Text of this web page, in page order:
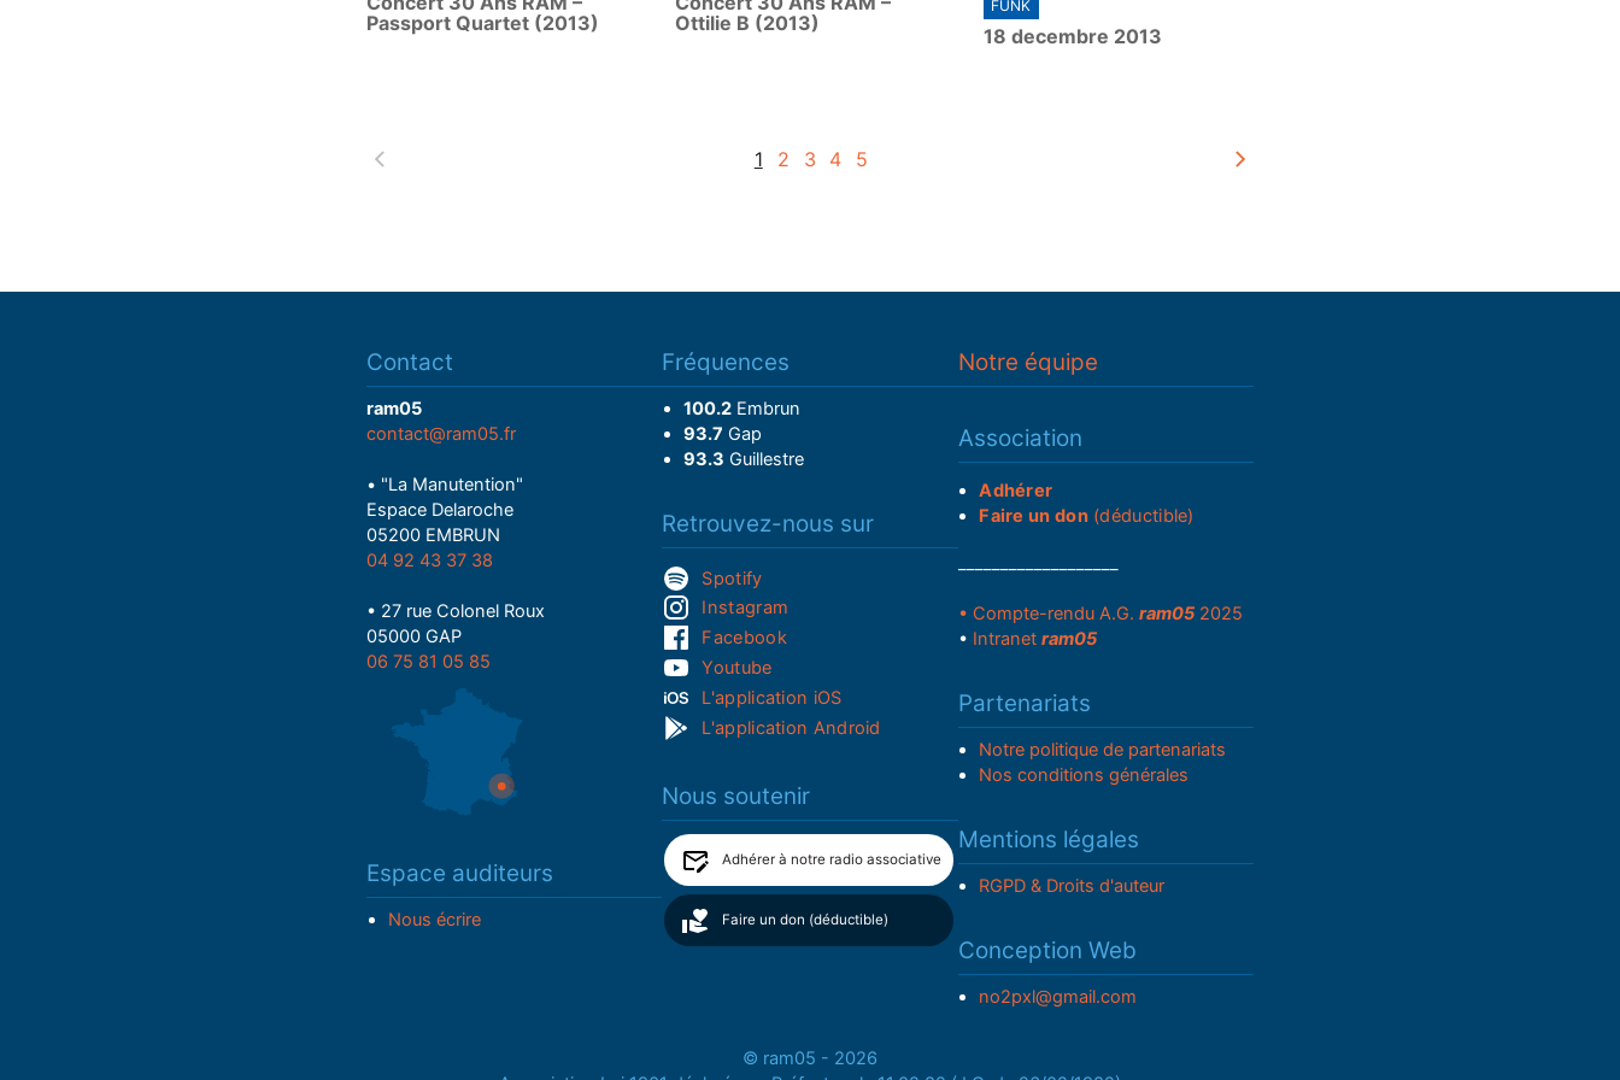
a
y
Passport Quartet (2013)
a
y
Ottilie B (2013)
a
y
FUNK
18 decembre 2013
1 2 3 4 5
Contact
ram05
contact@ram05.fr
• "La Manutention"
Espace Delaroche
05200 EMBRUN
04 92 43 37 38
• 27 rue Colonel Roux
05000 GAP
06 75 81 05 85
Espace auditeurs
Nous écrire
Fréquences
100.2Embrun
93.7 Gap
93.3 Guillestre
Retrouvez-nous sur
Spotify
Instagram
Facebook
Youtube
L'application iOS
L'application Android
Nous soutenir
Adhérer à notre radio associative
Faire un don (déductible)
Notre équipe
Association
Adhérer
Faire un don(déductible)
• Compte-rendu A.G. ram052025
• Intranet ram05
Partenariats
Notre politique de partenariats
Nos conditions générales
Mentions légales
RGPD & Droits d'auteur
Conception Web
no2pxl@gmail.com
© ram05 - 2026